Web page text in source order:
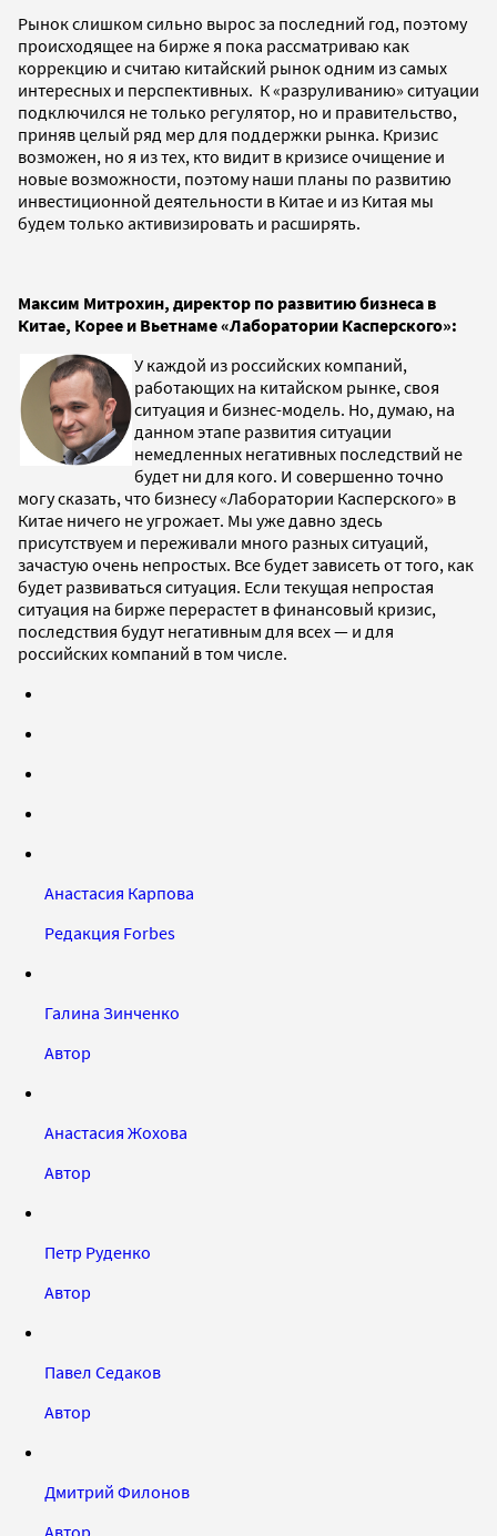
Рынок слишком сильно вырос за последний год, поэтому
происходящее на бирже я пока рассматриваю как
коррекцию и считаю китайский рынок одним из самых
интересных и перспективных. К «разруливанию» ситуации
подключился не только регулятор, но и правительство,
приняв целый ряд мер для поддержки рынка. Кризис
возможен, но я из тех, кто видит в кризисе очищение и
новые возможности, поэтому наши планы по развитию
инвестиционной деятельности в Китае и из Китая мы
будем только активизировать и расширять.
Максим Митрохин, директор по развитию бизнеса в
Китае, Корее и Вьетнаме «Лаборатории Касперского»:
У каждой из российских компаний,
работающих на китайском рынке, своя
ситуация и бизнес-модель. Но, думаю, на
данном этапе развития ситуации
немедленных негативных последствий не
будет ни для кого. И совершенно точно
могу сказать, что бизнесу «Лаборатории Касперского» в
Китае ничего не угрожает. Мы уже давно здесь
присутствуем и переживали много разных ситуаций,
зачастую очень непростых. Все будет зависеть от того, как
будет развиваться ситуация. Если текущая непростая
ситуация на бирже перерастет в финансовый кризис,
последствия будут негативным для всех — и для
российских компаний в том числе.
Анастасия Карпова
Редакция Forbes
Галина Зинченко
Автор
Анастасия Жохова
Автор
Петр Руденко
Автор
Павел Седаков
Автор
Дмитрий Филонов
Автор